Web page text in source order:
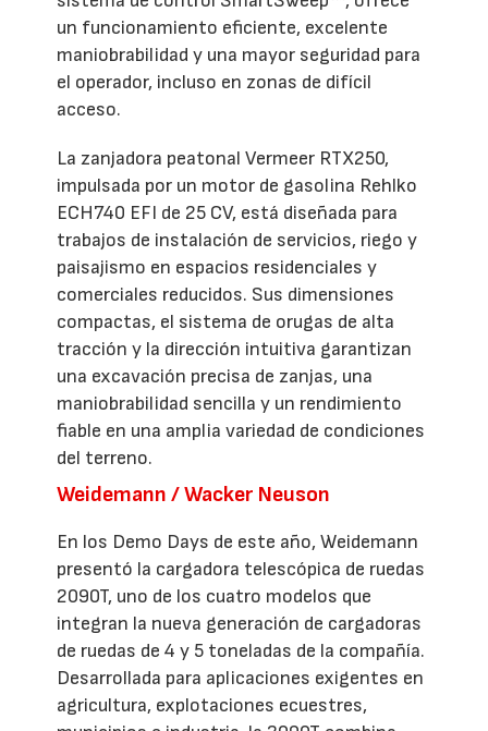
un funcionamiento eficiente, excelente
maniobrabilidad y una mayor seguridad para
el operador, incluso en zonas de difícil
acceso.
La zanjadora peatonal Vermeer RTX250,
impulsada por un motor de gasolina Rehlko
ECH740 EFI de 25 CV, está diseñada para
trabajos de instalación de servicios, riego y
paisajismo en espacios residenciales y
comerciales reducidos. Sus dimensiones
compactas, el sistema de orugas de alta
tracción y la dirección intuitiva garantizan
una excavación precisa de zanjas, una
maniobrabilidad sencilla y un rendimiento
fiable en una amplia variedad de condiciones
del terreno.
Weidemann / Wacker Neuson
En los Demo Days de este año, Weidemann
presentó la cargadora telescópica de ruedas
2090T, uno de los cuatro modelos que
integran la nueva generación de cargadoras
de ruedas de 4 y 5 toneladas de la compañía.
Desarrollada para aplicaciones exigentes en
agricultura, explotaciones ecuestres,